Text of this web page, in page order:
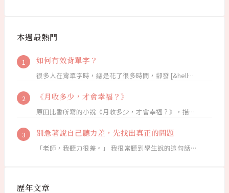
本週最熱門
如何有效背單字？
很多人在背單字時，總是花了很多時間，卻發 [&hell…
《月收多少，才會幸福？》
原田比香所寫的小說《月收多少，才會幸福？》，描…
別急著說自己聽力差，先找出真正的問題
「老師，我聽力很差。」 我很常聽到學生說的這句話…
歷年文章